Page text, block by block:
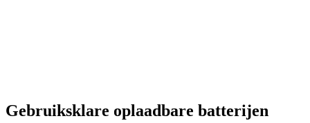
Gebruiksklare oplaadbare batterijen